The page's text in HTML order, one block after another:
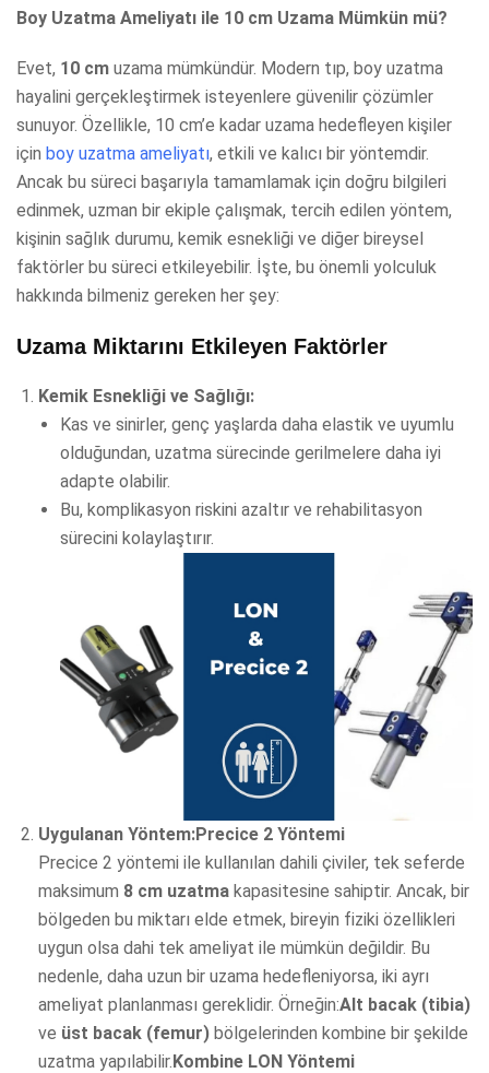
Boy Uzatma Ameliyatı ile 10 cm Uzama Mümkün mü?
Evet, 10 cm uzama mümkündür. Modern tıp, boy uzatma
hayalini gerçekleştirmek isteyenlere güvenilir çözümler
sunuyor. Özellikle, 10 cm’e kadar uzama hedefleyen kişiler
için boy uzatma ameliyatı, etkili ve kalıcı bir yöntemdir.
Ancak bu süreci başarıyla tamamlamak için doğru bilgileri
edinmek, uzman bir ekiple çalışmak, tercih edilen yöntem,
kişinin sağlık durumu, kemik esnekliği ve diğer bireysel
faktörler bu süreci etkileyebilir. İşte, bu önemli yolculuk
hakkında bilmeniz gereken her şey:
Uzama Miktarını Etkileyen Faktörler
Kemik Esnekliği ve Sağlığı:
Kas ve sinirler, genç yaşlarda daha elastik ve uyumlu
olduğundan, uzatma sürecinde gerilmelere daha iyi
adapte olabilir.
Bu, komplikasyon riskini azaltır ve rehabilitasyon
sürecini kolaylaştırır.
Uygulanan Yöntem:Precice 2 Yöntemi
Precice 2 yöntemi ile kullanılan dahili çiviler, tek seferde
maksimum 8 cm uzatma kapasitesine sahiptir. Ancak, bir
bölgeden bu miktarı elde etmek, bireyin fiziki özellikleri
uygun olsa dahi tek ameliyat ile mümkün değildir. Bu
nedenle, daha uzun bir uzama hedefleniyorsa, iki ayrı
ameliyat planlanması gereklidir. Örneğin:Alt bacak (tibia)
ve üst bacak (femur) bölgelerinden kombine bir şekilde
uzatma yapılabilir.Kombine LON Yöntemi